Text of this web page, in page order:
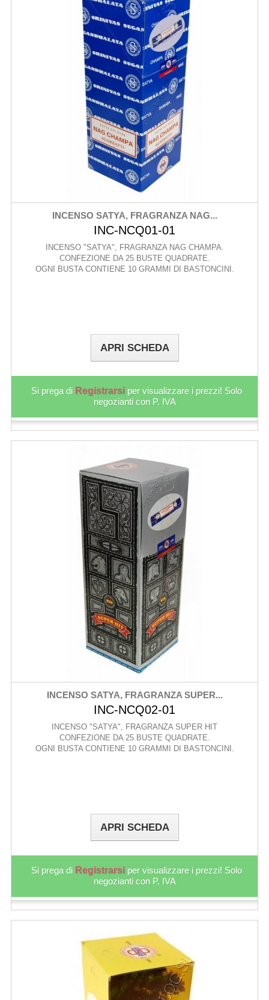
INCENSO SATYA, FRAGRANZA NAG...
INC-NCQ01-01
INCENSO "SATYA", FRAGRANZA NAG CHAMPA.
CONFEZIONE DA 25 BUSTE QUADRATE.
OGNI BUSTA CONTIENE 10 GRAMMI DI BASTONCINI.
APRI SCHEDA
Si prega di Registrarsi per visualizzare i prezzi! Solo
negozianti con P. IVA
INCENSO SATYA, FRAGRANZA SUPER...
INC-NCQ02-01
INCENSO "SATYA", FRAGRANZA SUPER HIT
CONFEZIONE DA 25 BUSTE QUADRATE.
OGNI BUSTA CONTIENE 10 GRAMMI DI BASTONCINI.
APRI SCHEDA
Si prega di Registrarsi per visualizzare i prezzi! Solo
negozianti con P. IVA